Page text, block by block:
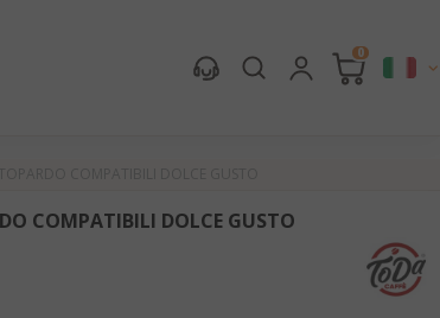
0
COMPATIBILI DOLCE GUSTO